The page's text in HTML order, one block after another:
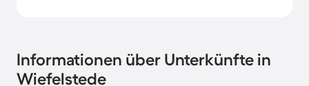
Informationen über Unterkünfte in
Wiefelstede